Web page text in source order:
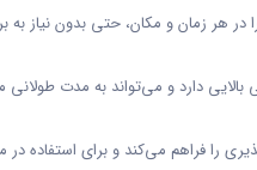
در هر زمان و مکان، حتی بدون نیاز
را فراهم می‌کند و برای استفاده